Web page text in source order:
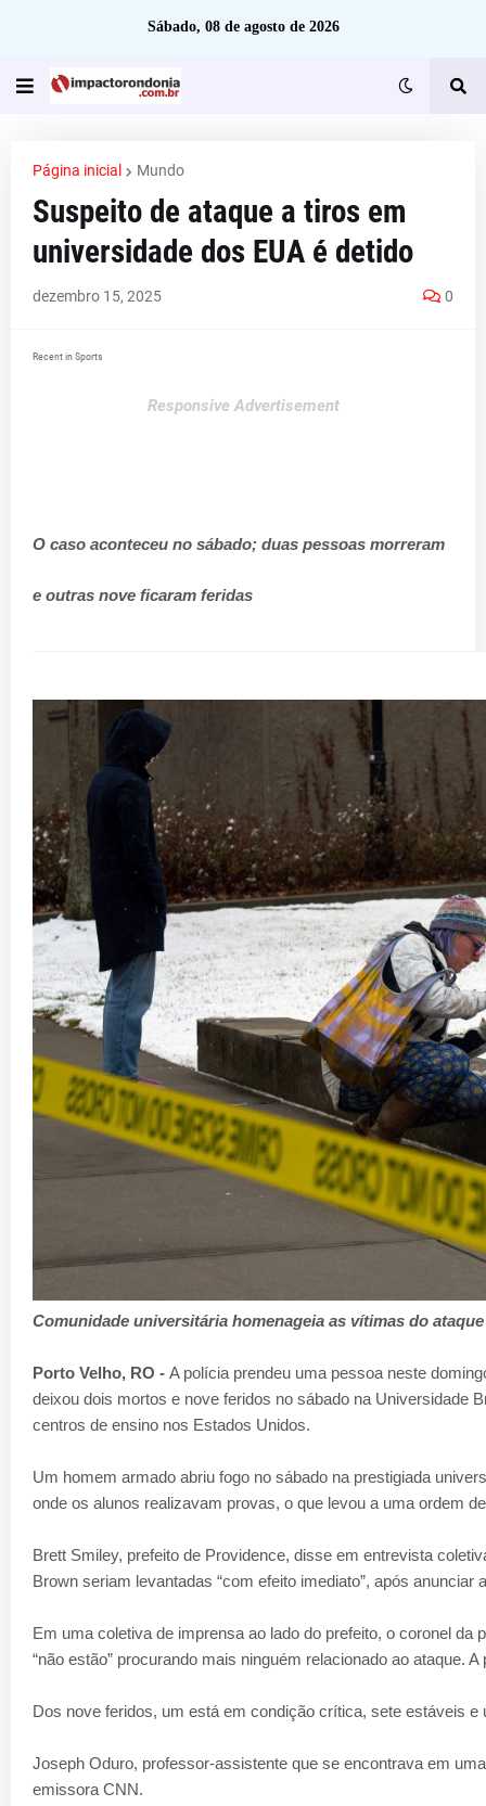
Sábado, 08 de agosto de 2026
Página inicial Mundo
Suspeito de ataque a tiros em
universidade dos EUA é detido
dezembro 15, 2025 0
Recent in Sports
Responsive Advertisement
O caso aconteceu no sábado; duas pessoas morreram
e outras nove ficaram feridas
Comunidade universitária homenageia as vítimas do
Porto Velho, RO - A polícia prendeu uma pessoa neste
deixou dois mortos e nove feridos no sábado na Universidade
centros de ensino nos Estados Unidos.
Um homem armado abriu fogo no sábado na prestigiada
onde os alunos realizavam provas, o que levou a uma ordem
Brett Smiley, prefeito de Providence, disse em entrevista
Brown seriam levantadas “com efeito imediato”, após anunciar
Em uma coletiva de imprensa ao lado do prefeito, o coronel
“não estão” procurando mais ninguém relacionado ao ataque.
Dos nove feridos, um está em condição crítica, sete estáveis e
Joseph Oduro, professor-assistente que se encontrava em
emissora CNN.